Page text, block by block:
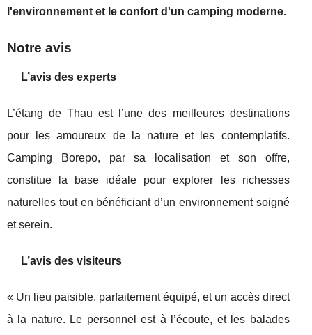
l'environnement et le confort d'un camping moderne.
Notre avis
L’avis des experts
L’étang de Thau est l’une des meilleures destinations
pour les amoureux de la nature et les contemplatifs.
Camping Borepo, par sa localisation et son offre,
constitue la base idéale pour explorer les richesses
naturelles tout en bénéficiant d’un environnement soigné
et serein.
L’avis des visiteurs
« Un lieu paisible, parfaitement équipé, et un accès direct
à la nature. Le personnel est à l’écoute, et les balades